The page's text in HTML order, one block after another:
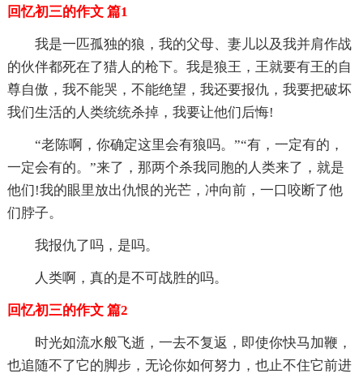
回忆初三的作文 篇1
我是一匹孤独的狼，我的父母、妻儿以及我并肩作战
的伙伴都死在了猎人的枪下。我是狼王，王就要有王的自
尊自傲，我不能哭，不能绝望，我还要报仇，我要把破坏
我们生活的人类统统杀掉，我要让他们后悔!
“老陈啊，你确定这里会有狼吗。”“有，一定有的，
一定会有的。”来了，那两个杀我同胞的人类来了，就是
他们!我的眼里放出仇恨的光芒，冲向前，一口咬断了他
们脖子。
我报仇了吗，是吗。
人类啊，真的是不可战胜的吗。
回忆初三的作文 篇2
时光如流水般飞逝，一去不复返，即使你快马加鞭，
也追随不了它的脚步，无论你如何努力，也止不住它前进